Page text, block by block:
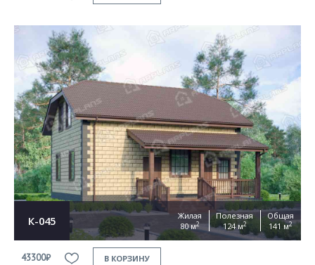
К-045
Жилая
80 м2
Полезная
124 м2
Общая
141 м2
43300₽ В КОРЗИНУ